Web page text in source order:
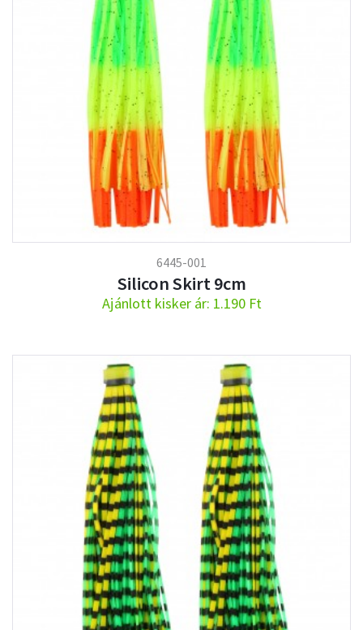
6445-001
Silicon Skirt 9cm
Ajánlott kisker ár: 1.190 Ft